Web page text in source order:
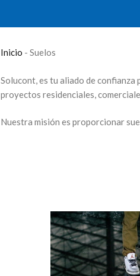
Inicio - Suelos
Solucont, es tu aliado de
proyectos residenciales,
Nuestra misión es proporcionar